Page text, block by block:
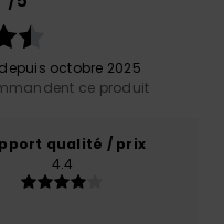
depuis octobre 2025
ce produit
qualité / prix
4.4